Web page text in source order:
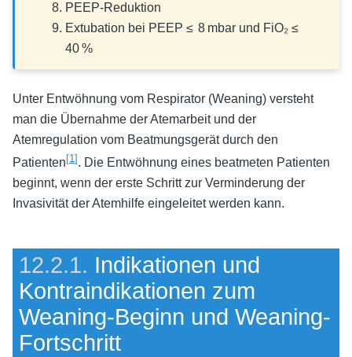
PEEP-Reduktion
Extubation bei PEEP ≤ 8 mbar und FiO₂ ≤
40 %
Unter Entwöhnung vom Respirator (Weaning) versteht
man die Übernahme der Atemarbeit und der
Atemregulation vom Beatmungsgerät durch den
Patienten [1 ] . Die Entwöhnung eines beatmeten Patienten
beginnt, wenn der erste Schritt zur Verminderung der
Invasivität der Atemhilfe eingeleitet werden kann.
12.2.1. Indikationen und
Kontraindikationen zum
Weaning-Beginn und Weaning-
Fortschritt